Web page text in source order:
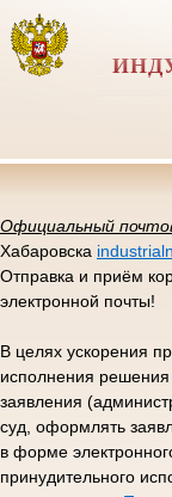
Официальный
Хабаровска
Отправка и приём
электронной почты!
В целях ускорения
исполнения
заявления
суд, оформлять
в форме
принудительного